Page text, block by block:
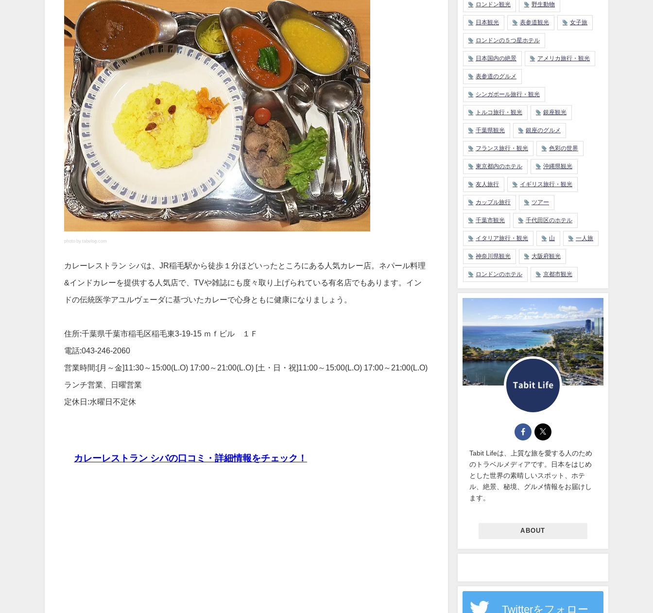
photo by tabelog.com
カレーレストラン シバは、JR稲毛駅から徒歩１分ほどいったところにある人気カレー店。ネパール料理
&インドカレーを提供する人気店で、TVや雑誌にも度々取り上げられている有名店でもあります。イン
ドの伝統医学アユルヴェーダに基づいたカレーで心身ともに健康になりましょう。
住所:千葉県千葉市稲毛区稲毛東3-19-15 ｍｆビル １Ｆ
電話:043-246-2060
営業時間:[月～金]11:30～15:00(L.O) 17:00～21:00(L.O) [土・日・祝]11:00～15:00(L.O) 17:00～21:00(L.O)
ランチ営業、日曜営業
定休日:水曜日不定休
カレーレストラン シバの口コミ・詳細情報をチェック！
ロンドン観光 野生動物
日本観光 表参道観光 女子旅
ロンドンの５つ星ホテル
日本国内の絶景 アメリカ旅行・観光
表参道のグルメ
シンガポール旅行・観光
トルコ旅行・観光 銀座観光
千葉県観光 銀座のグルメ
フランス旅行・観光 色彩の世界
東京都内のホテル 沖縄県観光
友人旅行 イギリス旅行・観光
カップル旅行 ツアー
千葉市観光 千代田区のホテル
イタリア旅行・観光 山 一人旅
神奈川県観光 大阪府観光
ロンドンのホテル 京都市観光
Tabit Lifeは、上質な旅を愛する人のため
のトラベルメディアです。日本をはじめ
とした世界の素晴しいスポット、ホテ
ル、絶景、秘境、グルメ情報をお届けし
ます。
ABOUT
Twitterをフォロー